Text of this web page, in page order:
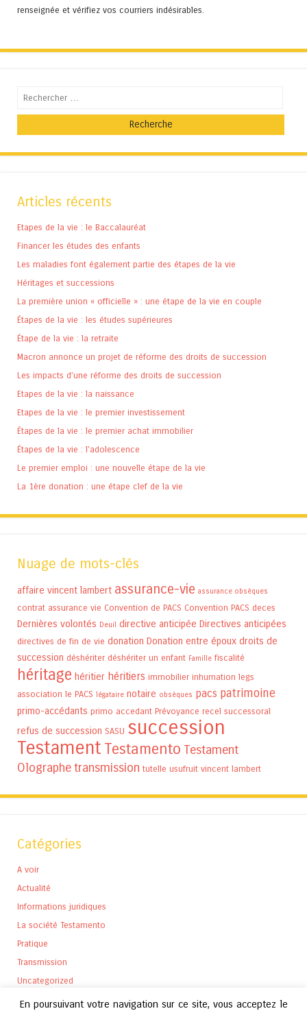
renseignée et vérifiez vos courriers indésirables.
Recherche
Articles récents
Etapes de la vie : le Baccalauréat
Financer les études des enfants
Les maladies font également partie des étapes de la vie
Héritages et successions
La première union « officielle » : une étape de la vie en couple
Étapes de la vie : les études supérieures
Étape de la vie : la retraite
Macron annonce un projet de réforme des droits de succession
Les impacts d’une réforme des droits de succession
Etapes de la vie : la naissance
Etapes de la vie : le premier investissement
Étapes de la vie : le premier achat immobilier
Étapes de la vie : l’adolescence
Le premier emploi : une nouvelle étape de la vie
La 1ère donation : une étape clef de la vie
Nuage de mots-clés
affaire vincent lambert assurance-vie assurance obsèques
contrat assurance vie Convention de PACS Convention PACS deces
Dernières volontés Deuil directive anticipée Directives anticipées
directives de fin de vie donation Donation entre époux droits de
succession déshériter déshériter un enfant Famille fiscalité
héritage héritier héritiers immobilier inhumation legs
association le PACS légataire notaire obsèques pacs patrimoine
primo-accédants primo accedant Prévoyance recel successoral
refus de succession SASU succession
Testament Testamento Testament
Olographetransmission tutelle usufruit vincent lambert
Catégories
A voir
Actualité
Informations juridiques
La société Testamento
Pratique
Transmission
Uncategorized
En poursuivant votre navigation sur ce site, vous acceptez le